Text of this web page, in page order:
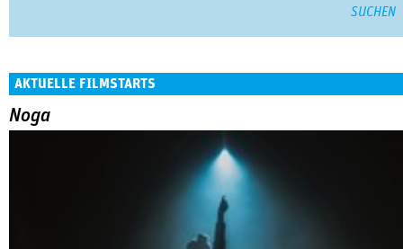
AKTUELLE FILMSTARTS
Noga